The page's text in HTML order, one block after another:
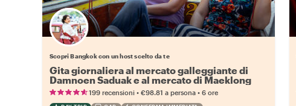
Scegli il tuo local preferito
Scopri Bangkok con un host scelto da te
Gita giornaliera al mercato galleggiante di
Damnoen Saduak e al mercato di Maeklong
199 recensioni • €98.81 a persona • 6 ore